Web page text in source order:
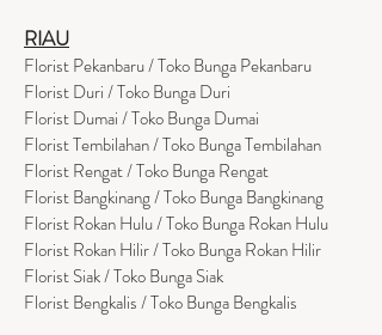
RIAU
Florist Pekanbaru / Toko Bunga Pekanbaru
Florist Duri / Toko Bunga Duri
Florist Dumai / Toko Bunga Dumai
Florist Tembilahan / Toko Bunga Tembilahan
Florist Rengat / Toko Bunga Rengat
Florist Bangkinang / Toko Bunga Bangkinang
Florist Rokan Hulu / Toko Bunga Rokan Hulu
Florist Rokan Hilir / Toko Bunga Rokan Hilir
Florist Siak / Toko Bunga Siak
Florist Bengkalis / Toko Bunga Bengkalis